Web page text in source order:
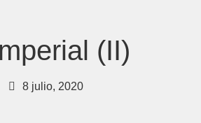
(II)
8 julio, 2020